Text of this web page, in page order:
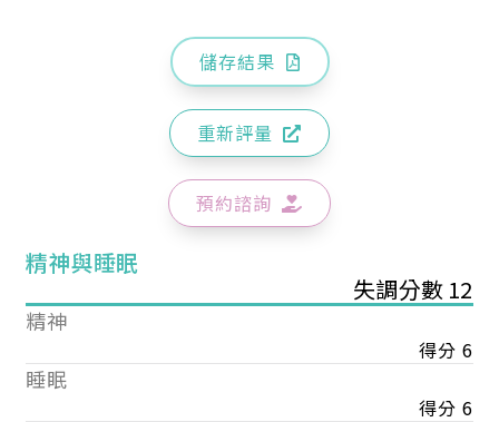
儲存結果
重新評量
預約諮詢
精神與睡眠
失調分數 12
精神
得分 6
睡眠
得分 6